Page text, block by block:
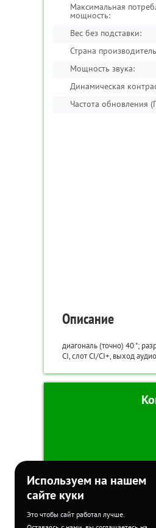
Максимальная
мощность:
Вес без подставки:
Страна
Мощность звука:
Динамическая
Частота обновления
Описание
диагональ (точно) 40 ";
CI, слот CI/CI+, выход
Используем на нашем
сайте куки
Это чтобы сайт работал лучше.